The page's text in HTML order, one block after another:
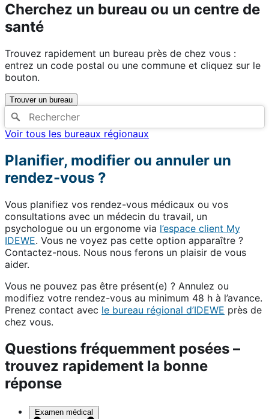
Cherchez un bureau ou un centre de
santé
Trouvez rapidement un bureau près de chez vous :
entrez un code postal ou une commune et cliquez sur le
bouton.
Trouver un bureau
Voir tous les bureaux régionaux
Planifier, modifier ou annuler un
rendez-vous ?
Vous planifiez vos rendez-vous médicaux ou vos
consultations avec un médecin du travail, un
psychologue ou un ergonome via l’espace client My
IDEWE. Vous ne voyez pas cette option apparaître ?
Contactez-nous. Nous nous ferons un plaisir de vous
aider.
Vous ne pouvez pas être présent(e) ? Annulez ou
modifiez votre rendez-vous au minimum 48 h à l’avance.
Prenez contact avec le bureau régional d’IDEWE près de
chez vous.
Questions fréquemment posées –
trouvez rapidement la bonne
réponse
Examen médical